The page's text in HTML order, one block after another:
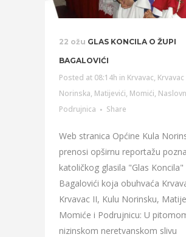
22 ožu GLAS KONCILA O ŽUPI
BAGALOVIĆI
Posted at 08:14h in Krvavac, Krvavac
Norinska, Matijevići, Momići,
Podrujnica
Share
Web stranica Općine Kula
prenosi opširnu reportažu
katoličkog glasila "Glas Koncila"
Bagalovići koja obuhvaća
Krvavac II, Kulu Norinsku,
Momiće i Podrujnicu: U
nizinskom neretvanskom slivu